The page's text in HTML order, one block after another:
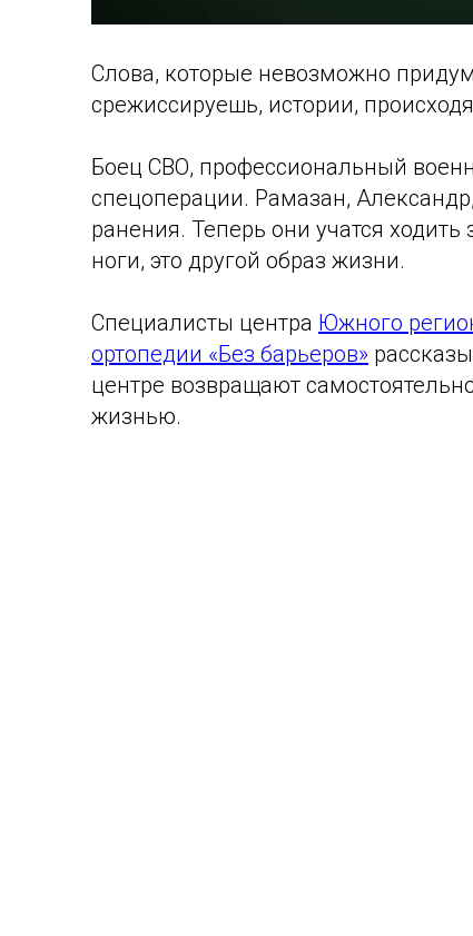
Слова, которые невозможно
срежиссируешь, истории,
Боец СВО, профессиональный
спецоперации. Рамазан,
ранения. Теперь они учатся
ноги, это другой образ жизни.
Специалисты центра Южного
ортопедии «Без барьеров»
центре возвращают
жизнью.